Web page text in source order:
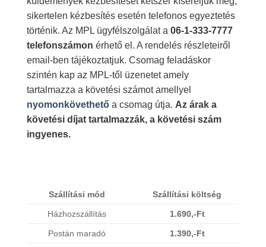
sikertelen kézbesítés esetén telefonos egyeztetés
történik. Az MPL ügyfélszolgálat a 06-1-333-7777
telefonszámon érhető el. A rendelés részleteiről
email-ben tájékoztatjuk. Csomag feladáskor
szintén kap az MPL-től üzenetet amely
tartalmazza a követési számot amellyel
nyomonkövethetőa csomag útja. Az árak a
követési díjat tartalmazzák, a követési szám
ingyenes.
Szállítási mód Szállítási költség
Házhozszállítás 1.690,-Ft
Postán maradó 1.390,-Ft